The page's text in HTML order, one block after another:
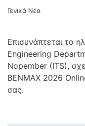
Γενικά Νέα
Επισυνάπτεται το
Engineering
Nopember (ITS),
BENMAX 2026
σας.